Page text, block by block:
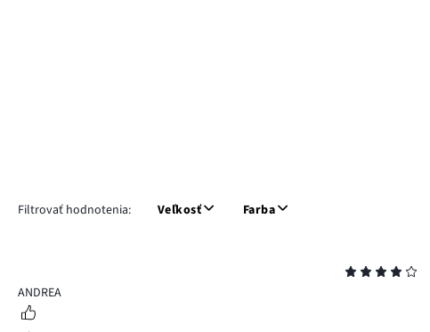
Filtrovať hodnotenia: Veľkosť Farba
4
ANDREA